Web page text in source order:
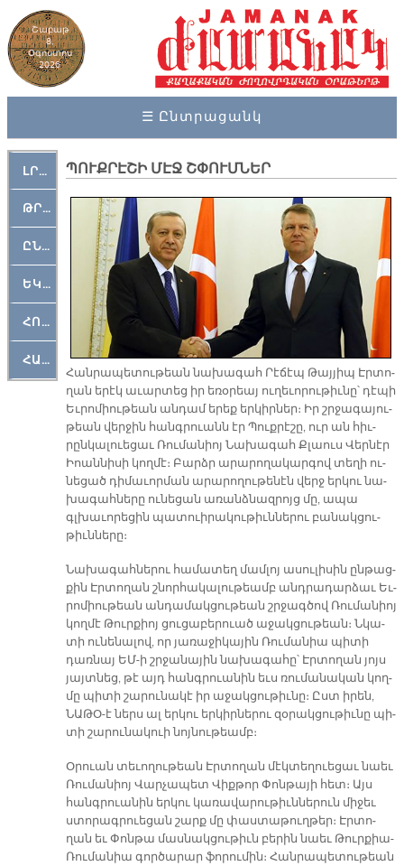
Շաբաթ
8,
Օգոստոս
2026
☰ Ընտրացանկ
ԼՐԱՀՈՍ
ԹՐՔԱՀԱՅ ԿԵԱՆՔ
ԸՆԿԵՐԱՄՇԱԿՈՒԹԱՅԻՆ
ԵԿԵՂԵՑԱԿԱՆ
ՀՈԳԵՄՏԱՒՈՐ
ՀԱՐԹԱԿ
ՊՈՒՔՐԷՇԻ ՄԷՋ ՇՓՈՒՄՆԵՐ
Հան­րա­պե­տու­թեան նա­խա­գահ Րէ­ճէպ Թայ­յիպ Էր­տո­
ղան ե­րէկ ա­ւար­տեց իր ե­ռօ­րեայ ու­ղե­ւո­րու­թիւ­նը՝ դէ­պի
Եւ­րո­միու­թեան ան­դամ ե­րեք եր­կիր­ներ։ Իր շրջա­գա­յու­
թեան վեր­ջին հանգ­րուանն էր Պուք­րէ­շը, ուր ան հիւ­
րըն­կա­լուե­ցաւ Ռու­մա­նիոյ Նա­խա­գահ Քլաուս Վեր­նէր
Իո­ան­նի­սի կող­մէ։ Բարձր ա­րա­րո­ղա­կար­գով տե­ղի ու­
նե­ցած դի­մա­ւոր­ման ա­րա­րո­ղու­թե­նէն վերջ եր­կու նա­
խա­գահ­նե­րը ու­նե­ցան ա­ռանձ­նազ­րոյց մը, ա­պա
գլխա­ւո­րե­ցին պա­տուի­րա­կու­թիւն­նե­րու բա­նակ­ցու­
թիւն­նե­րը։
Նա­խա­գահ­նե­րու հա­մա­տեղ մամ­լոյ ա­սու­լի­սին ըն­թաց­
քին Էր­տո­ղան շնոր­հա­կա­լու­թեամբ անդ­րա­դար­ձաւ Եւ­
րո­միու­թեան ան­դա­մակ­ցու­թեան շրջագ­ծով Ռու­մա­նիոյ
կող­մէ Թուր­քիոյ ցու­ցա­բե­րուած ա­ջակ­ցու­թեան։ Նկա­
տի ու­նե­նա­լով, որ յա­ռա­ջի­կա­յին Ռու­մա­նիա պի­տի
դառ­նայ ԵՄ-ի շրջա­նա­յին նա­խա­գա­հը՝ Էր­տո­ղան յոյս
յայտ­նեց, թէ այդ հանգ­րուա­նին եւս ռու­մա­նա­կան կող­
մը պի­տի շա­րու­նա­կէ իր ա­ջակ­ցու­թիւ­նը։ Ըստ ի­րեն,
ՆԱ­ԹՕ-է ներս ալ եր­կու եր­կիր­նե­րու զօ­րակ­ցու­թիւ­նը պի­
տի շա­րու­նա­կուի նոյ­նու­թեամբ։
Օ­րուան տե­ւո­ղու­թեան Էր­տո­ղան մէկ­տե­ղուե­ցաւ նաեւ
Ռու­մա­նիոյ Վար­չա­պետ Վիք­թոր Փոն­թա­յի հետ։ Այս
հանգ­րուա­նին եր­կու կա­ռա­վա­րու­թիւն­նե­րուն մի­ջեւ
ստո­րագ­րուե­ցան շարք մը փաս­տա­թուղ­թեր։ Էր­տո­
ղան եւ Փոն­թա մաս­նակ­ցու­թիւն բե­րին նաեւ Թուր­քիա-
Ռու­մա­նիա գոր­ծա­րար ֆո­րու­մին։ Հան­րա­պե­տու­թեան